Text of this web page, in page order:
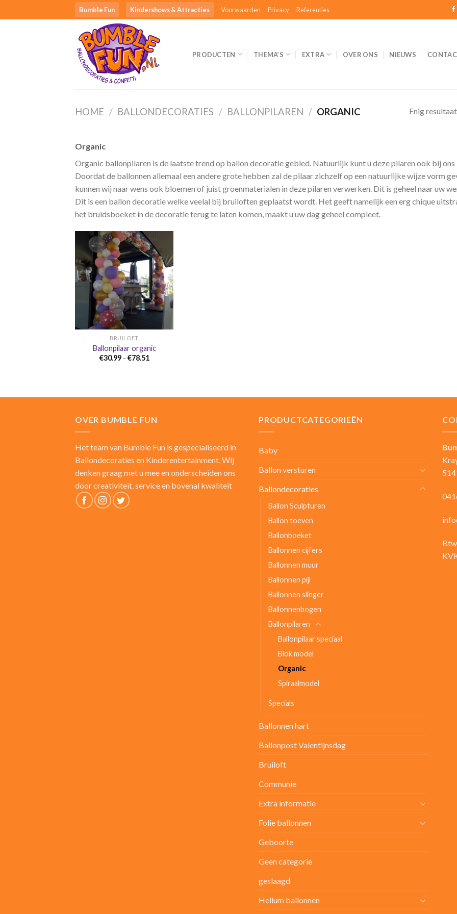
naar
Bumble Fun Kindershows & Attracties Voorwaarden Privacy Referenties
PRODUCTEN THEMA’S EXTRA OVER ONS NIEUWS
HOME / BALLONDECORATIES / BALLONPILAREN / ORGANIC Enig resultaat
Organic
Organic ballonpilaren is de laatste trend op ballon decoratie gebied. Natuurlijk kunt u deze pilaren ook bij ons
Doordat de ballonnen allemaal een andere grote hebben zal de pilaar zichzelf op een natuurlijke wijze vorm
kunnen wij naar wens ook bloemen of juist groenmaterialen in deze pilaren verwerken. Dit is geheel naar uw
Dit is een ballon decoratie welke veelal bij bruiloften geplaatst wordt. Het geeft namelijk een erg chique
het bruidsboeket in de decoratie terug te laten komen, maakt u uw dag geheel compleet.
Aan
verlanglijst
toevoegen
BRUILOFT
Ballonpilaar organic
€30.99 - €78.51
OVER BUMBLE FUN
Het team van Bumble Fun is gespecialiseerd in
Ballondecoraties en Kinderentertainment. Wij
denken graag met u mee en onderscheiden ons
door creativiteit, service en bovenal kwaliteit
PRODUCTCATEGORIEËN
Baby
Ballon versturen
Ballondecoraties
Ballon Sculpturen
Ballon toeven
Ballonboeket
Ballonnen cijfers
Ballonnen muur
Ballonnen pijl
Ballonnen slinger
Ballonnenbogen
Ballonpilaren
Ballonpilaar speciaal
Blok model
Organic
Spiraalmodel
Specials
Ballonnen hart
Ballonpost Valentijnsdag
Bruiloft
Communie
Extra informatie
Folie ballonnen
Geboorte
Geen categorie
geslaagd
Helium ballonnen